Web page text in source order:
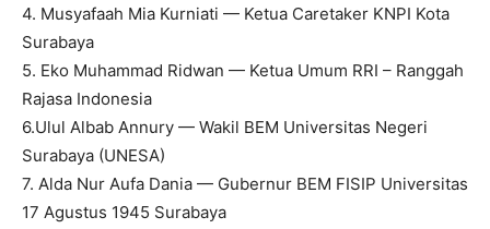
4. Musyafaah Mia Kurniati — Ketua Caretaker KNPI Kota
Surabaya
5. Eko Muhammad Ridwan — Ketua Umum RRI – Ranggah
Rajasa Indonesia
6.Ulul Albab Annury — Wakil BEM Universitas Negeri
Surabaya (UNESA)
7. Alda Nur Aufa Dania — Gubernur BEM FISIP Universitas
17 Agustus 1945 Surabaya